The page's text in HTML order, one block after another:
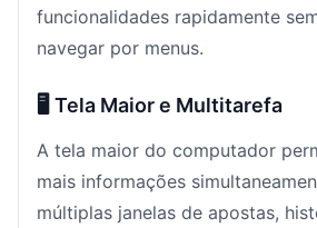
funcionalidades rapidamente
navegar por menus.
🖥️ Tela Maior e Multitarefa
A tela maior do computador
mais informações
múltiplas janelas de apostas,